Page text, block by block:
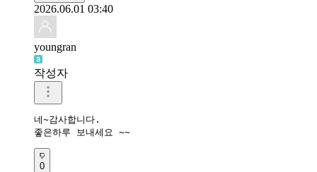
2026.06.01 03:40
youngran
작성자
네~감사합니다.
좋은하루 보내세요 ~~
0